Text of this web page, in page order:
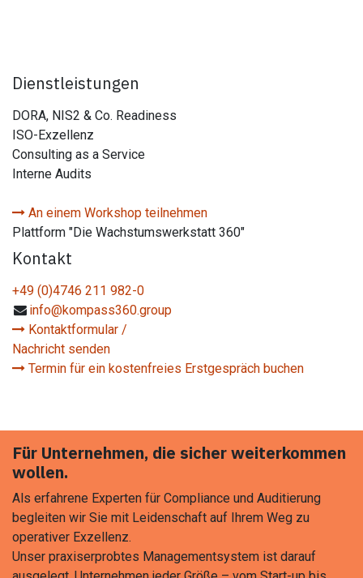
Dienstleistungen
DORA, NIS2 & Co. Readiness
ISO-Exzellenz
Consulting as a Service
Interne Audits
An einem Workshop teilnehmen
Plattform "Die Wachstumswerkstatt 360"
Kontakt
+49 (0)4746 211 982-0
info@kompass360.group
Kontaktformular /
Nachricht senden
Termin für ein kostenfreies Erstgespräch buchen
Für Unternehmen, die sicher weiterkommen
wollen.
Als erfahrene Experten für Compliance und Auditierung
begleiten wir Sie mit Leidenschaft auf Ihrem Weg zu
operativer Exzellenz.
Unser praxiserprobtes Managementsystem ist darauf